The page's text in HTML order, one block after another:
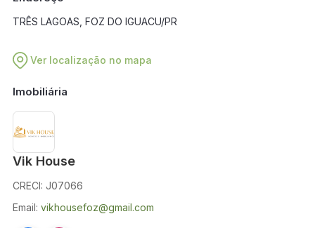
TRÊS LAGOAS, FOZ DO IGUACU/PR
Ver localização no mapa
Imobiliária
Vik House
CRECI: J07066
Email: vikhousefoz@gmail.com